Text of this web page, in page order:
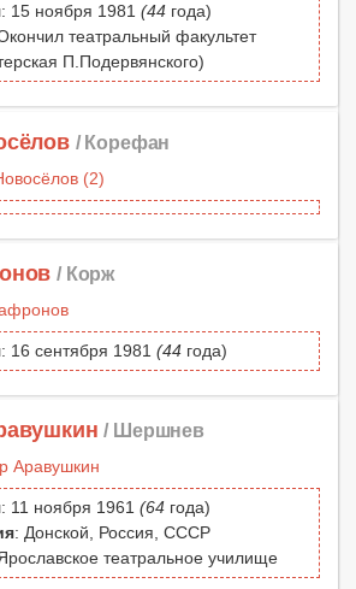
: 15 ноября 1981 (44 года)
театральный факультет
П.Подервянского)
/ Корефан
/ Корж
: 16 сентября 1981 (44 года)
/ Шершнев
: 11 ноября 1961 (64 года)
: Донской, Россия, СССР
театральное училище